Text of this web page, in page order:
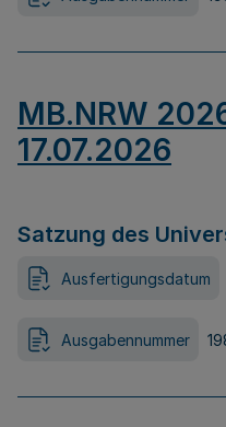
MB.NRW
17.07.2026
Satzung des
Ausfertigungsdatum
Ausgabennummer